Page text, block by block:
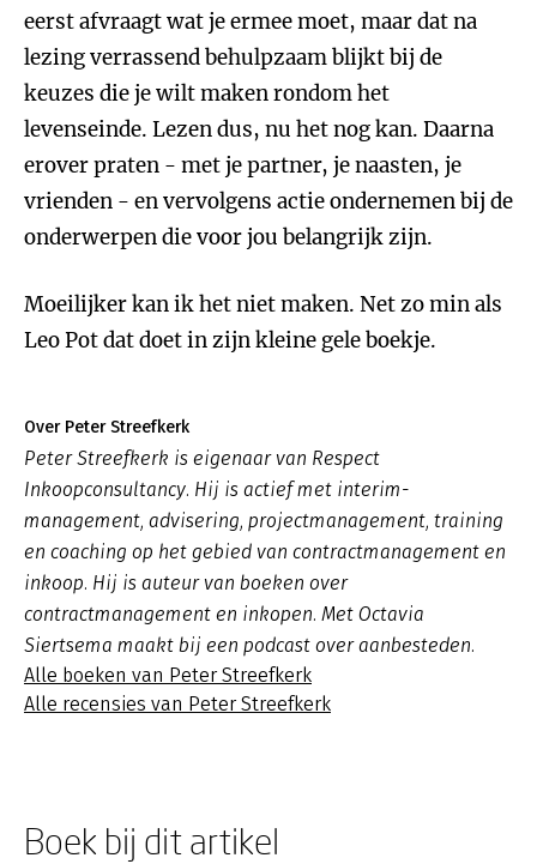
eerst afvraagt wat je ermee moet, maar dat na
lezing verrassend behulpzaam blijkt bij de
keuzes die je wilt maken rondom het
levenseinde. Lezen dus, nu het nog kan. Daarna
erover praten - met je partner, je naasten, je
vrienden - en vervolgens actie ondernemen bij de
onderwerpen die voor jou belangrijk zijn.
Moeilijker kan ik het niet maken. Net zo min als
Leo Pot dat doet in zijn kleine gele boekje.
Over Peter Streefkerk
Peter Streefkerk is eigenaar van Respect
Inkoopconsultancy. Hij is actief met interim-
management, advisering, projectmanagement, training
en coaching op het gebied van contractmanagement en
inkoop. Hij is auteur van boeken over
contractmanagement en inkopen. Met Octavia
Siertsema maakt bij een podcast over aanbesteden.
Alle boeken van Peter Streefkerk
Alle recensies van Peter Streefkerk
Boek bij dit artikel